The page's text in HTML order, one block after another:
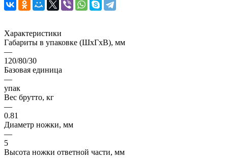
Характеристики
Габариты в упаковке (ШхГхВ), мм
—
120/80/30
Базовая единица
—
упак
Вес брутто, кг
—
0.81
Диаметр ножки, мм
—
5
Высота ножки ответной части, мм